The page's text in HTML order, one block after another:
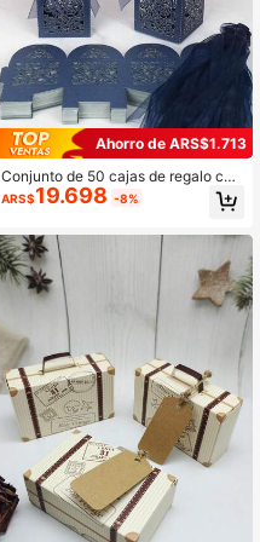
Ahorro de ARS$1.713
Conjunto de 50 cajas de regalo con
corte láser para bodas, cajas de car
amelos con cinta y etiqueta, cajas p
despedida de soltera, embalajes, su
ministros de decoración de bodas
(azul marino) Día de San Valentín
ARS$19.698 -8%